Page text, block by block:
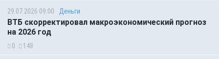
29.07.2026 09:00 Деньги
ВТБ скорректировал макроэкономический прогноз
на 2026 год
0 148